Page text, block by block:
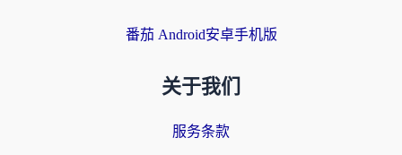
番茄 Android安卓手机版
关于我们
服务条款